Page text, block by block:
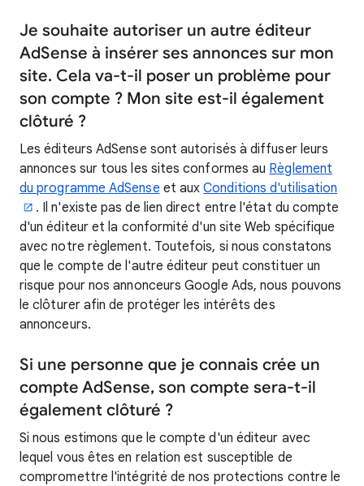
Je souhaite autoriser un autre éditeur
AdSense à insérer ses annonces sur mon
site. Cela va-t-il poser un problème pour
son compte ? Mon site est-il également
clôturé ?
Les éditeurs AdSense sont autorisés à diffuser leurs
annonces sur tous les sites conformes au Règlement
du programme AdSense et auxConditions d'utilisation
. Il n'existe pas de lien direct entre l'état du compte
d'un éditeur et la conformité d'un site Web spécifique
avec notre règlement. Toutefois, si nous constatons
que le compte de l'autre éditeur peut constituer un
risque pour nos annonceurs Google Ads, nous pouvons
le clôturer afin de protéger les intérêts des
annonceurs.
Si une personne que je connais crée un
compte AdSense, son compte sera-t-il
également clôturé ?
Si nous estimons que le compte d'un éditeur avec
lequel vous êtes en relation est susceptible de
compromettre l'intégrité de nos protections contre le